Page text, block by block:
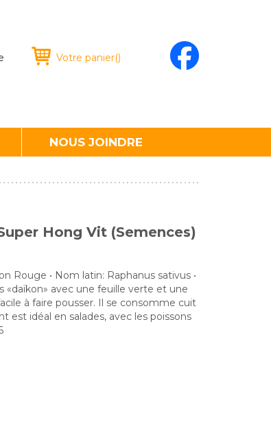
Votre panier()
NOUS JOINDRE
Hong Vit (Semences)
Rouge • Nom latin: Raphanus sativus •
«daïkon» avec une feuille verte et une
à faire pousser. Il se consomme cuit
idéal en salades, avec les poissons